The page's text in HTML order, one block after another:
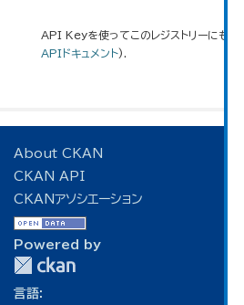
API Keyを使ってこのレジストリーにもア
APIドキュメント).
About CKAN
CKAN API
CKANアソシエーション
Powered by
言語